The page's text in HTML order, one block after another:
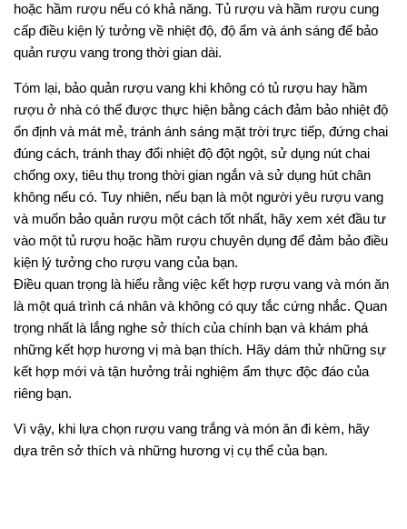
hoặc hầm rượu nếu có khả năng. Tủ rượu và hầm rượu cung
cấp điều kiện lý tưởng về nhiệt độ, độ ẩm và ánh sáng để bảo
quản rượu vang trong thời gian dài.
Tóm lại, bảo quản rượu vang khi không có tủ rượu hay hầm
rượu ở nhà có thể được thực hiện bằng cách đảm bảo nhiệt độ
ổn định và mát mẻ, tránh ánh sáng mặt trời trực tiếp, đứng chai
đúng cách, tránh thay đổi nhiệt độ đột ngột, sử dụng nút chai
chống oxy, tiêu thụ trong thời gian ngắn và sử dụng hút chân
không nếu có. Tuy nhiên, nếu bạn là một người yêu rượu vang
và muốn bảo quản rượu một cách tốt nhất, hãy xem xét đầu tư
vào một tủ rượu hoặc hầm rượu chuyên dụng để đảm bảo điều
kiện lý tưởng cho rượu vang của bạn.
Điều quan trọng là hiểu rằng việc kết hợp rượu vang và món ăn
là một quá trình cá nhân và không có quy tắc cứng nhắc. Quan
trọng nhất là lắng nghe sở thích của chính bạn và khám phá
những kết hợp hương vị mà bạn thích. Hãy dám thử những sự
kết hợp mới và tận hưởng trải nghiệm ẩm thực độc đáo của
riêng bạn.
Vì vậy, khi lựa chọn rượu vang trắng và món ăn đi kèm, hãy
dựa trên sở thích và những hương vị cụ thể của bạn.